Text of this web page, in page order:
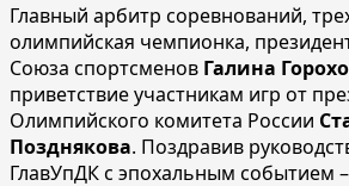
Главный арбитр соревнований,
олимпийская чемпионка,
Союза спортсменов Галина
приветствие участникам игр от
Олимпийского комитета России
Позднякова. Поздравив
ГлавУпДК с эпохальным событием